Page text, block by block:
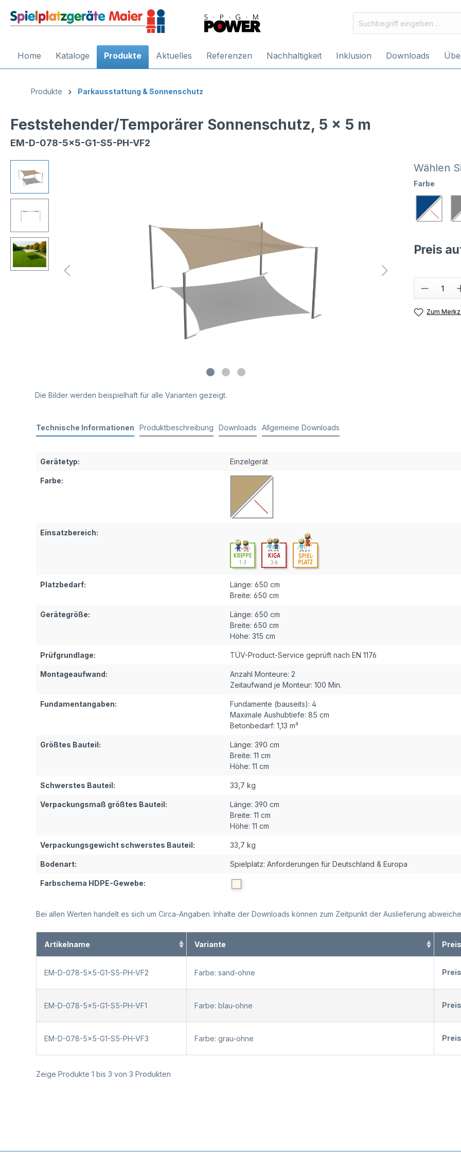
Home Kataloge Produkte Aktuelles Referenzen Nachhaltigkeit Inklusion Downloads
Produkte Parkausstattung & Sonnenschutz
Feststehender/Temporärer Sonnenschutz, 5 x 5 m
EM-D-078-5x5-G1-S5-PH-VF2
Die Bilder werden beispielhaft für alle Varianten gezeigt.
Wählen
Farbe
Preis
Zum
Technische Informationen Produktbeschreibung Downloads Allgemeine Downloads
Gerätetyp: Einzelgerät
Farbe:
Einsatzbereich:
Platzbedarf: Länge: 650 cm
Breite: 650 cm
Gerätegröße: Länge: 650 cm
Breite: 650 cm
Höhe: 315 cm
Prüfgrundlage: TÜV-Product-Service geprüft nach EN 1176
Montageaufwand: Anzahl Monteure: 2
Zeitaufwand je Monteur: 100 Min.
Fundamentangaben: Fundamente (bauseits): 4
Maximale Aushubtiefe: 85 cm
Betonbedarf: 1,13 m³
Größtes Bauteil: Länge: 390 cm
Breite: 11 cm
Höhe: 11 cm
Schwerstes Bauteil: 33,7 kg
Verpackungsmaß größtes Bauteil: Länge: 390 cm
Breite: 11 cm
Höhe: 11 cm
Verpackungsgewicht schwerstes Bauteil: 33,7 kg
Bodenart: Spielplatz: Anforderungen für Deutschland & Europa
Farbschema HDPE-Gewebe:
Bei allen Werten handelt es sich um Circa-Angaben. Inhalte der Downloads können zum Zeitpunkt der Auslieferung
Artikelname Variante Preis
EM-D-078-5x5-G1-S5-PH-VF2 Farbe: sand-ohne
EM-D-078-5x5-G1-S5-PH-VF1 Farbe: blau-ohne
EM-D-078-5x5-G1-S5-PH-VF3 Farbe: grau-ohne
Zeige Produkte 1 bis 3 von 3 Produkten